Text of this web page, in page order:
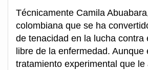
Técnicamente Camila
colombiana que se ha
de tenacidad en la lucha contra
libre de la enfermedad. Aunque
tratamiento experimental que le